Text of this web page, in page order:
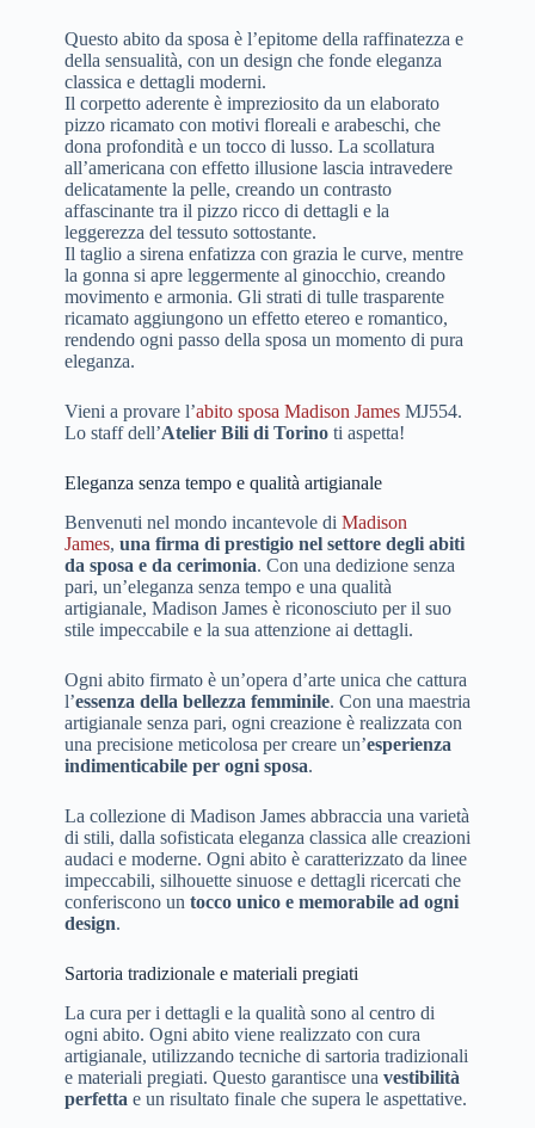
Questo abito da sposa è l’epitome della raffinatezza e
della sensualità, con un design che fonde eleganza
classica e dettagli moderni.
Il corpetto aderente è impreziosito da un elaborato
pizzo ricamato con motivi floreali e arabeschi, che
dona profondità e un tocco di lusso. La scollatura
all’americana con effetto illusione lascia intravedere
delicatamente la pelle, creando un contrasto
affascinante tra il pizzo ricco di dettagli e la
leggerezza del tessuto sottostante.
Il taglio a sirena enfatizza con grazia le curve, mentre
la gonna si apre leggermente al ginocchio, creando
movimento e armonia. Gli strati di tulle trasparente
ricamato aggiungono un effetto etereo e romantico,
rendendo ogni passo della sposa un momento di pura
eleganza.
Vieni a provare l’abito sposa Madison JamesMJ554.
Lo staff dell’Atelier Bili di Torinoti aspetta!
Eleganza senza tempo e qualità artigianale
Benvenuti nel mondo incantevole di Madison
James, una firma di prestigio nel settore degli abiti
da sposa e da cerimonia. Con una dedizione senza
pari, un’eleganza senza tempo e una qualità
artigianale, Madison James è riconosciuto per il suo
stile impeccabile e la sua attenzione ai dettagli.
Ogni abito firmato è un’opera d’arte unica che cattura
l’essenza della bellezza femminile. Con una maestria
artigianale senza pari, ogni creazione è realizzata con
una precisione meticolosa per creare un’esperienza
indimenticabile per ogni sposa.
La collezione di Madison James abbraccia una varietà
di stili, dalla sofisticata eleganza classica alle creazioni
audaci e moderne. Ogni abito è caratterizzato da linee
impeccabili, silhouette sinuose e dettagli ricercati che
conferiscono un tocco unico e memorabile ad ogni
design.
Sartoria tradizionale e materiali pregiati
La cura per i dettagli e la qualità sono al centro di
ogni abito. Ogni abito viene realizzato con cura
artigianale, utilizzando tecniche di sartoria tradizionali
e materiali pregiati. Questo garantisce una vestibilità
perfetta e un risultato finale che supera le aspettative.